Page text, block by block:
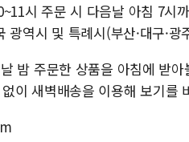
시 주문 시 다음날 아침 7시
광역시 및 특례시(부산·대구·
밤 주문한 상품을 아침에 받
이 새벽배송을 이용해 보기를